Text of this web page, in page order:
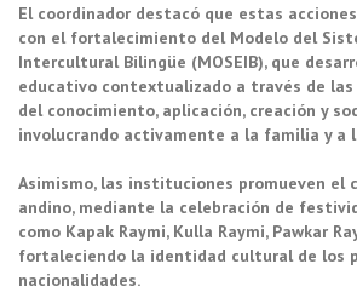
El coordinador destacó que estas
con el fortalecimiento del Modelo del
Intercultural Bilingüe (MOSEIB), que
educativo contextualizado a través de
del conocimiento, aplicación, creación y
involucrando activamente a la familia y a
Asimismo, las instituciones promueven el
andino, mediante la celebración de
como Kapak Raymi, Kulla Raymi, Pawkar
fortaleciendo la identidad cultural de los
nacionalidades.